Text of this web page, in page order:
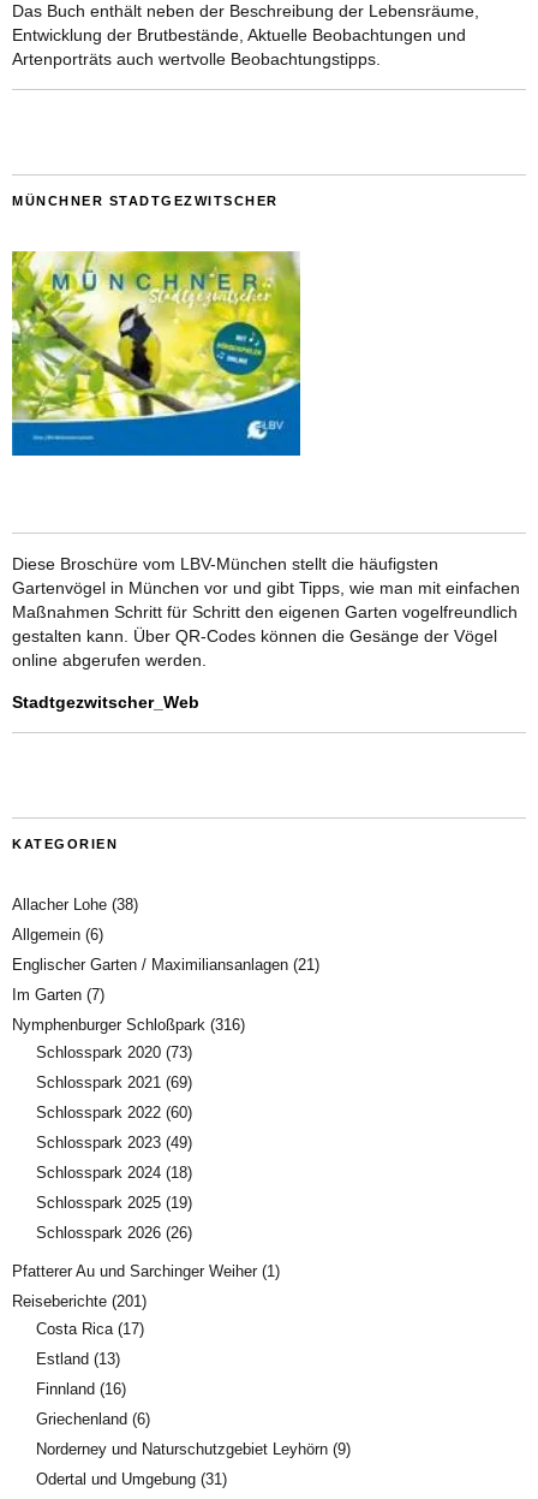
Das Buch enthält neben der Beschreibung der Lebensräume,
Entwicklung der Brutbestände, Aktuelle Beobachtungen und
Artenporträts auch wertvolle Beobachtungstipps.
MÜNCHNER STADTGEZWITSCHER
Diese Broschüre vom LBV-München stellt die häufigsten
Gartenvögel in München vor und gibt Tipps, wie man mit einfachen
Maßnahmen Schritt für Schritt den eigenen Garten vogelfreundlich
gestalten kann. Über QR-Codes können die Gesänge der Vögel
online abgerufen werden.
Stadtgezwitscher_Web
KATEGORIEN
Allacher Lohe (38)
Allgemein (6)
Englischer Garten / Maximiliansanlagen (21)
Im Garten (7)
Nymphenburger Schloßpark (316)
Schlosspark 2020 (73)
Schlosspark 2021 (69)
Schlosspark 2022 (60)
Schlosspark 2023 (49)
Schlosspark 2024 (18)
Schlosspark 2025 (19)
Schlosspark 2026 (26)
Pfatterer Au und Sarchinger Weiher(1)
Reiseberichte (201)
Costa Rica(17)
Estland (13)
Finnland (16)
Griechenland (6)
Norderney und Naturschutzgebiet Leyhörn (9)
Odertal und Umgebung (31)